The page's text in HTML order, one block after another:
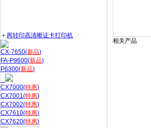
相关产品
＋再转印高清晰证卡打印机
CX-7650(新品)
FA-P9600(新品)
P6300(新品)
CX7000(特惠)
CX7001(特惠)
CX7002(特惠)
CX7610(特惠)
CX7620(特惠)